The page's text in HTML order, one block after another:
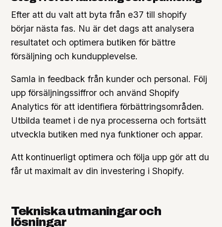
Efter att du valt att byta från e37 till shopify
börjar nästa fas. Nu är det dags att analysera
resultatet och optimera butiken för bättre
försäljning och kundupplevelse.
Samla in feedback från kunder och personal. Följ
upp försäljningssiffror och använd Shopify
Analytics för att identifiera förbättringsområden.
Utbilda teamet i de nya processerna och fortsätt
utveckla butiken med nya funktioner och appar.
Att kontinuerligt optimera och följa upp gör att du
får ut maximalt av din investering i Shopify.
Tekniska utmaningar och
lösningar